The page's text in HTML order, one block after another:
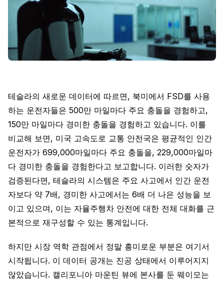
테슬라의 새로운 데이터에 따르면, 북미에서 FSD를 사용
하는 운전자들은 500만 마일마다 주요 충돌을 경험하고,
150만 마일마다 경미한 충돌을 경험하고 있습니다. 이를
비교해 보면, 미국 고속도로 교통 안전국은 평균적인 인간
운전자가 699,000마일마다 주요 충돌을, 229,000마일마
다 경미한 충돌을 경험한다고 보고합니다. 이러한 숫자가
검증된다면, 테슬라의 시스템은 주요 사고에서 인간 운전
자보다 약 7배, 경미한 사고에서는 6배 더 나은 성능을 보
이고 있으며, 이는 자율주행차 안전에 대한 전체 대화를 근
본적으로 재구성할 수 있는 통계입니다.
하지만 시장 역학 관점에서 정말 흥미로운 부분은 여기서
시작됩니다. 이 데이터 공개는 진공 상태에서 이루어지지
않았습니다. 캘리포니아 마운틴 뷰에 본사를 둔 웨이모는